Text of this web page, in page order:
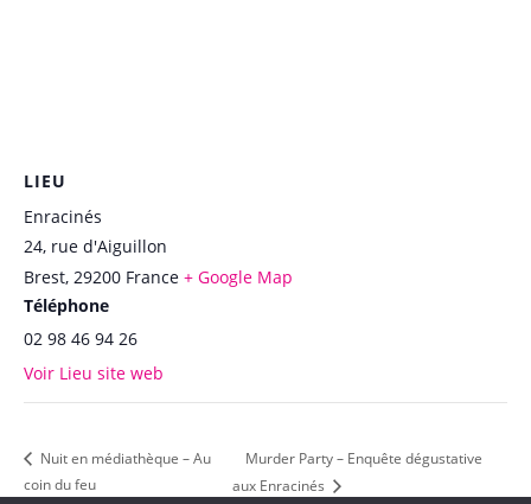
LIEU
Enracinés
24, rue d'Aiguillon
Brest, 29200 France + Google Map
Téléphone
02 98 46 94 26
Voir Lieu site web
Nuit en médiathèque – Au
coin du feu
Murder Party – Enquête dégustative
aux Enracinés